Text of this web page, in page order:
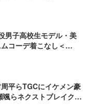
男子高校生モデル・美
コーデ着こなし＜
平らTGCにイケメン豪
らネクストブレイク勢